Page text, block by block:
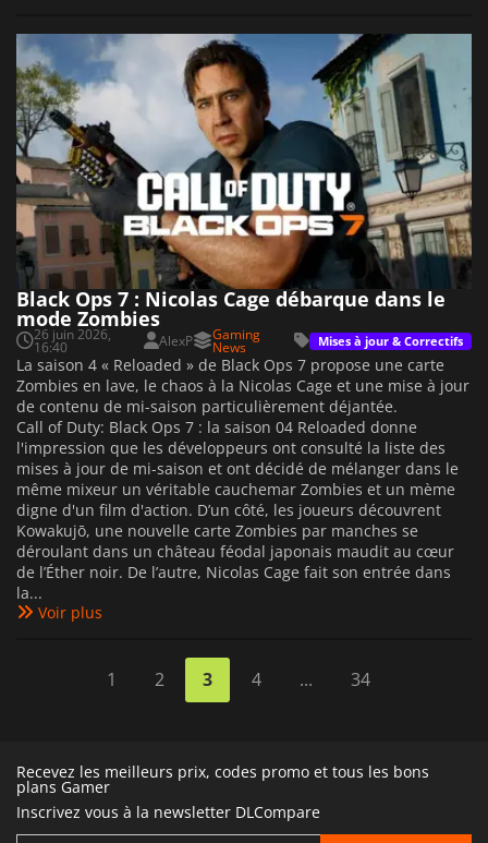
Black Ops 7 : Nicolas Cage débarque dans le
mode Zombies
26 juin 2026,
16:40 AlexP Gaming
News Mises à jour & Correctifs
La saison 4 « Reloaded » de Black Ops 7 propose une carte
Zombies en lave, le chaos à la Nicolas Cage et une mise à jour
de contenu de mi-saison particulièrement déjantée.
Call of Duty: Black Ops 7 : la saison 04 Reloaded donne
l'impression que les développeurs ont consulté la liste des
mises à jour de mi-saison et ont décidé de mélanger dans le
même mixeur un véritable cauchemar Zombies et un mème
digne d'un film d'action. D’un côté, les joueurs découvrent
Kowakujō, une nouvelle carte Zombies par manches se
déroulant dans un château féodal japonais maudit au cœur
de l’Éther noir. De l’autre, Nicolas Cage fait son entrée dans
la...
Voir plus
1 2 3 4 ... 34
Recevez les meilleurs prix, codes promo et tous les bons
plans Gamer
Inscrivez vous à la newsletter DLCompare